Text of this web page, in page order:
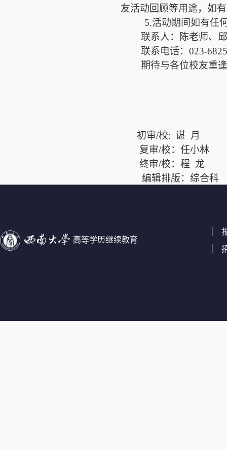
友活动回顾等用途，如
5.活动期间如有任
联系人：陈老师、
联系电话：023-
期待与各位校友重
初审/校: 谌 月
复审/校：任小林
终审/校：程 龙
编辑排版：综合科
高等学历继续教育